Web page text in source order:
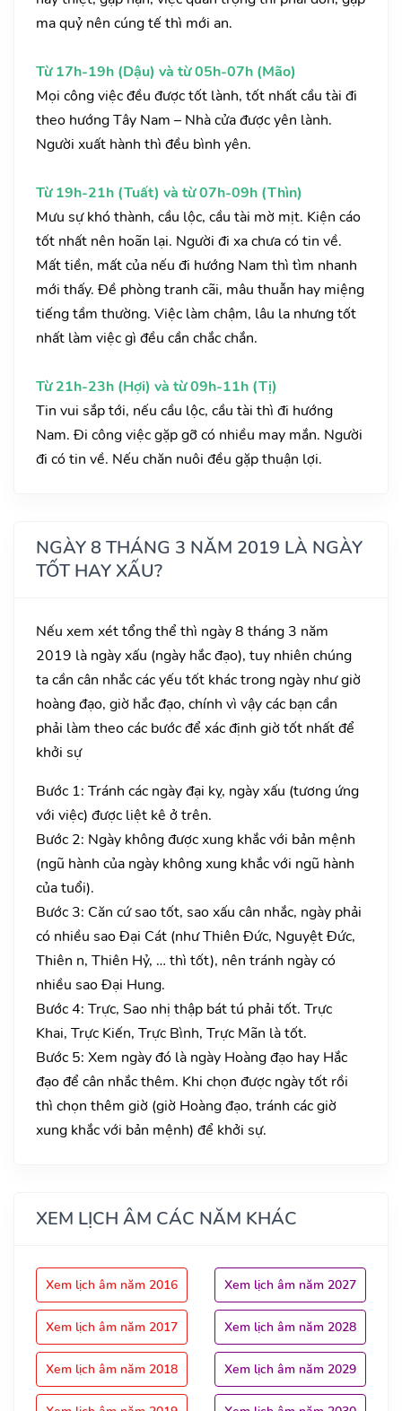
ma quỷ nên cúng tế thì mới an.
Từ 17h-19h (Dậu) và từ 05h-07h (Mão)
Mọi công việc đều được tốt lành, tốt nhất cầu tài đi
theo hướng Tây Nam – Nhà cửa được yên lành.
Người xuất hành thì đều bình yên.
Từ 19h-21h (Tuất) và từ 07h-09h (Thìn)
Mưu sự khó thành, cầu lộc, cầu tài mờ mịt. Kiện cáo
tốt nhất nên hoãn lại. Người đi xa chưa có tin về.
Mất tiền, mất của nếu đi hướng Nam thì tìm nhanh
mới thấy. Đề phòng tranh cãi, mâu thuẫn hay miệng
tiếng tầm thường. Việc làm chậm, lâu la nhưng tốt
nhất làm việc gì đều cần chắc chắn.
Từ 21h-23h (Hợi) và từ 09h-11h (Tị)
Tin vui sắp tới, nếu cầu lộc, cầu tài thì đi hướng
Nam. Đi công việc gặp gỡ có nhiều may mắn. Người
đi có tin về. Nếu chăn nuôi đều gặp thuận lợi.
NGÀY 8 THÁNG 3 NĂM 2019 LÀ NGÀY
TỐT HAY XẤU?
Nếu xem xét tổng thể thì ngày 8 tháng 3 năm
2019 là ngày xấu (ngày hắc đạo), tuy nhiên chúng
ta cần cân nhắc các yếu tốt khác trong ngày như giờ
hoàng đạo, giờ hắc đạo, chính vì vậy các bạn cần
phải làm theo các bước để xác định giờ tốt nhất để
khởi sự
Bước 1: Tránh các ngày đại kỵ, ngày xấu (tương ứng
với việc) được liệt kê ở trên.
Bước 2: Ngày không được xung khắc với bản mệnh
(ngũ hành của ngày không xung khắc với ngũ hành
của tuổi).
Bước 3: Căn cứ sao tốt, sao xấu cân nhắc, ngày phải
có nhiều sao Đại Cát (như Thiên Đức, Nguyệt Đức,
Thiên n, Thiên Hỷ, … thì tốt), nên tránh ngày có
nhiều sao Đại Hung.
Bước 4: Trực, Sao nhị thập bát tú phải tốt. Trực
Khai, Trực Kiến, Trực Bình, Trực Mãn là tốt.
Bước 5: Xem ngày đó là ngày Hoàng đạo hay Hắc
đạo để cân nhắc thêm. Khi chọn được ngày tốt rồi
thì chọn thêm giờ (giờ Hoàng đạo, tránh các giờ
xung khắc với bản mệnh) để khởi sự.
XEM LỊCH ÂM CÁC NĂM KHÁC
Xem lịch âm năm 2016
Xem lịch âm năm 2017
Xem lịch âm năm 2018
Xem lịch âm năm 2027
Xem lịch âm năm 2028
Xem lịch âm năm 2029